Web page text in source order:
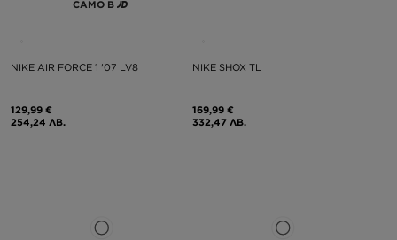
САМО В
NIKE AIR FORCE 1 '07 LV8
129,99 €
254,24 ЛВ.
NIKE SHOX TL
169,99 €
332,47 ЛВ.